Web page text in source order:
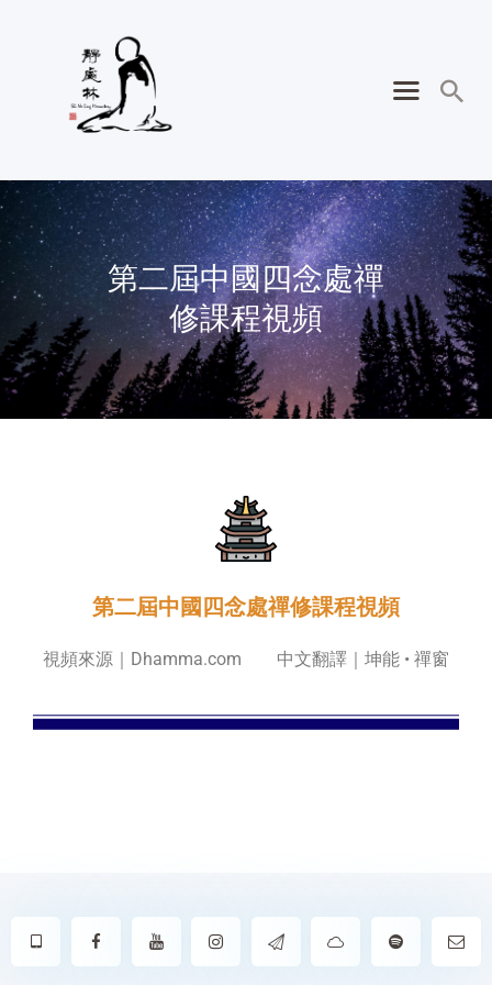
第二屆中國四念處禪
修課程視頻
第二屆中國四念處禪修課程視頻
視頻來源｜Dhamma.com 中文翻譯｜坤能 • 禪窗